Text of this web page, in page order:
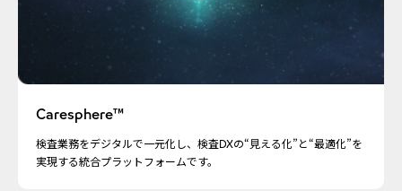
Caresphere™
検査業務をデジタルで一元化し、検査DXの“見える化”と“最適化”を
実現する統合プラットフォームです。